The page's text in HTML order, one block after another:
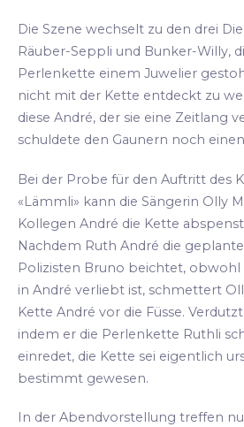
Die Szene wechselt zu den drei
Räuber-Seppli und Bunker-Willy,
Perlenkette einem Juwelier
nicht mit der Kette entdeckt zu
diese André, der sie eine Zeitlang
schuldete den Gaunern noch
Bei der Probe für den Auftritt des
«Lämmli» kann die Sängerin Olly
Kollegen André die Kette
Nachdem Ruth André die
Polizisten Bruno beichtet,
in André verliebt ist, schmettert
Kette André vor die Füsse.
indem er die Perlenkette Ruthli
einredet, die Kette sei eigentlich
bestimmt gewesen.
In der Abendvorstellung treffen